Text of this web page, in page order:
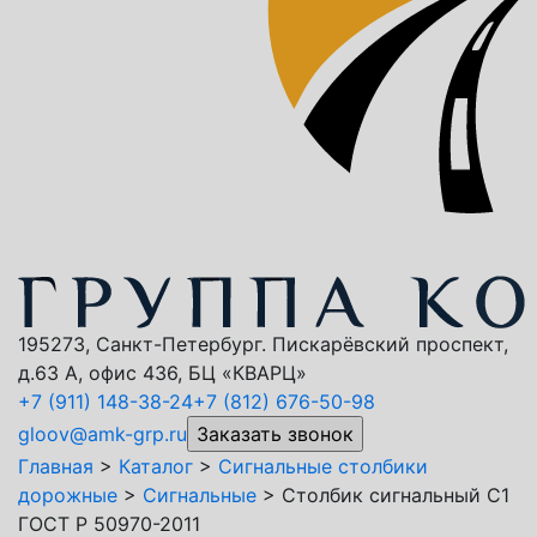
195273, Санкт-Петербург. Пискарёвский проспект,
д.63 А, офис 436, БЦ «КВАРЦ»
+7 (911) 148-38-24+7 (812) 676-50-98
gloov@amk-grp.ru
Главная > Каталог > Сигнальные столбики
дорожные > Сигнальные > Столбик сигнальный С1
ГОСТ Р 50970-2011